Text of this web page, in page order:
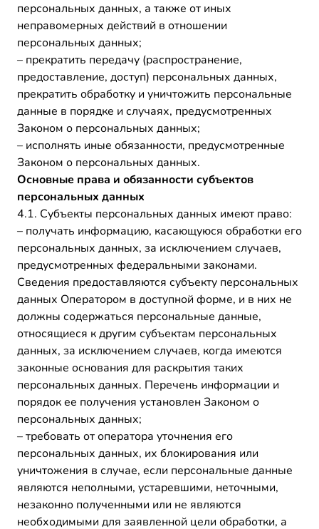
персональных данных, а также от иных
неправомерных действий в отношении
персональных данных;
– прекратить передачу (распространение,
предоставление, доступ) персональных данных,
прекратить обработку и уничтожить персональные
данные в порядке и случаях, предусмотренных
Законом о персональных данных;
– исполнять иные обязанности, предусмотренные
Законом о персональных данных.
Основные права и обязанности субъектов
персональных данных
4.1. Субъекты персональных данных имеют право:
– получать информацию, касающуюся обработки его
персональных данных, за исключением случаев,
предусмотренных федеральными законами.
Сведения предоставляются субъекту персональных
данных Оператором в доступной форме, и в них не
должны содержаться персональные данные,
относящиеся к другим субъектам персональных
данных, за исключением случаев, когда имеются
законные основания для раскрытия таких
персональных данных. Перечень информации и
порядок ее получения установлен Законом о
персональных данных;
– требовать от оператора уточнения его
персональных данных, их блокирования или
уничтожения в случае, если персональные данные
являются неполными, устаревшими, неточными,
незаконно полученными или не являются
необходимыми для заявленной цели обработки, а